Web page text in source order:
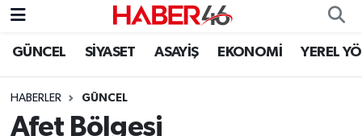
GÜNCEL SİYASET ASAYİŞ EKONOMİ YEREL
HABERLER GÜNCEL
Afet Bölgesi
GÜNCEL
SİYASET
Nöbetçi Eczaneler
Hava Durumu